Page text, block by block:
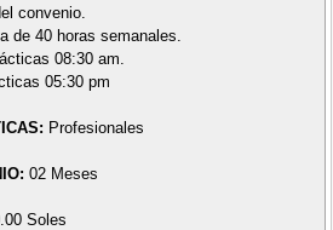
convenio.
de 40 horas semanales.
08:30 am.
05:30 pm
Profesionales
02 Meses
Soles